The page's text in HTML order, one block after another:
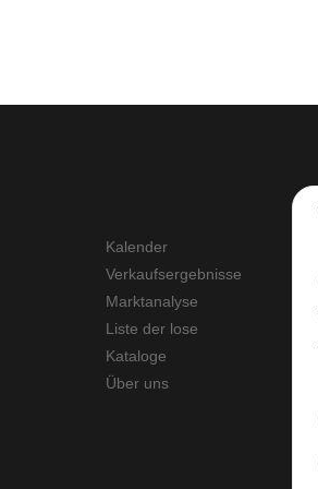
Kalender
Verkaufsergebnisse
Marktanalyse
Liste der lose
Kataloge
Über uns